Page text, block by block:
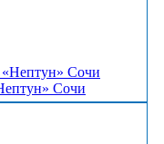
Сочи